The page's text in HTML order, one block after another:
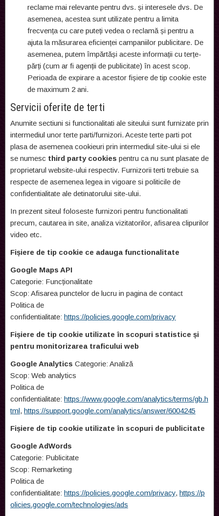
reclame mai relevante pentru dvs. și interesele dvs. De
asemenea, acestea sunt utilizate pentru a limita
frecvența cu care puteți vedea o reclamă și pentru a
ajuta la măsurarea eficienței campaniilor publicitare. De
asemenea, putem împărtăși aceste informații cu terțe-
părți (cum ar fi agenții de publicitate) în acest scop.
Perioada de expirare a acestor fișiere de tip cookie este
de maximum 2 ani.
Servicii oferite de terti
Anumite sectiuni si functionalitati ale siteului sunt furnizate prin
intermediul unor terte parti/furnizori. Aceste terte parti pot
plasa de asemenea cookieuri prin intermediul site-ului si ele
se numesc third party cookies pentru ca nu sunt plasate de
proprietarul website-ului respectiv. Furnizorii terti trebuie sa
respecte de asemenea legea in vigoare si politicile de
confidentialitate ale detinatorului site-ului.
In prezent siteul foloseste furnizori pentru functionalitati
precum, cautarea in site, analiza vizitatorilor, afisarea clipurilor
video etc.
Fișiere de tip cookie ce adauga functionalitate
Google Maps API
Categorie: Funcționalitate
Scop: Afisarea punctelor de lucru in pagina de contact
Politica de
confidentialitate: https://policies.google.com/privacy
Fișiere de tip cookie utilizate în scopuri statistice și
pentru monitorizarea traficului web
Google Analytics Categorie: Analiză
Scop: Web analytics
Politica de
confidentialitate: https://www.google.com/analytics/terms/gb.h
tml, https://support.google.com/analytics/answer/6004245
Fișiere de tip cookie utilizate în scopuri de publicitate
Google AdWords
Categorie: Publicitate
Scop: Remarketing
Politica de
confidentialitate: https://policies.google.com/privacy, https://p
olicies.google.com/technologies/ads